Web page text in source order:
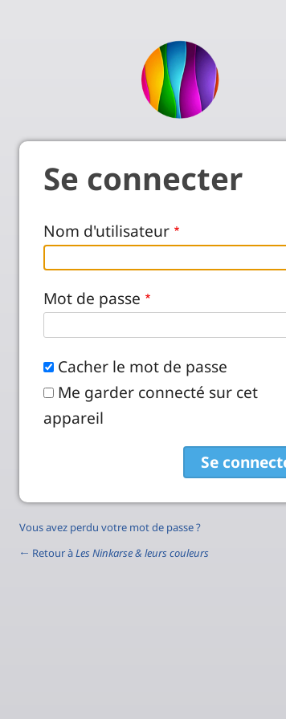
Se connecter
Nom d'utilisateur
Mot de passe
Cacher le mot de passe
Me garder connecté sur cet
appareil
Vous avez perdu votre mot de passe ?
← Retour àLes Ninkarse & leurs couleurs